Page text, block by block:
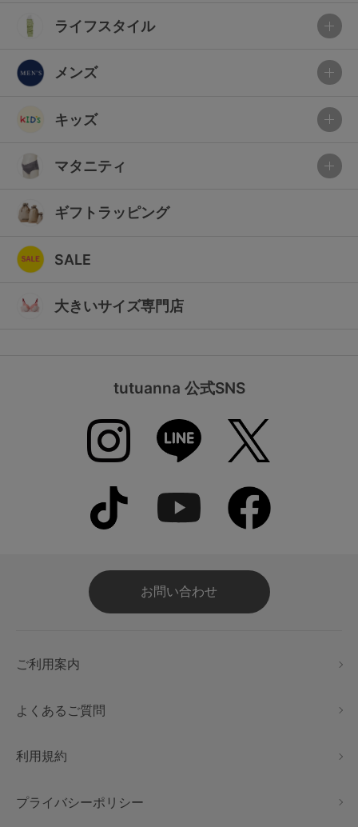
ライフスタイル
メンズ
キッズ
マタニティ
ギフトラッピング
SALE
大きいサイズ専門店
tutuanna 公式SNS
お問い合わせ
ご利用案内
よくあるご質問
利用規約
プライバシーポリシー